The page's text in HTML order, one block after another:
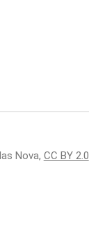
Nova, CC BY 2.0